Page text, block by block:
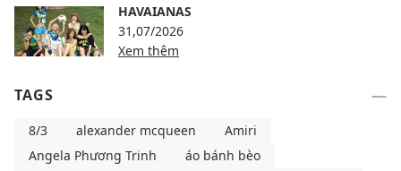
HAVAIANAS
31,07/2026
Xem thêm
TAGS
8/3 alexander mcqueen
Amiri
Angela Phương Trinh
áo bánh bèo